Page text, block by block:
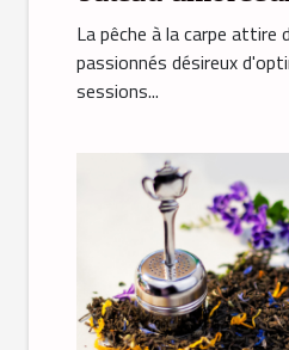
pêche à la carpe
La pêche à la carpe attire
passionnés désireux
sessions...